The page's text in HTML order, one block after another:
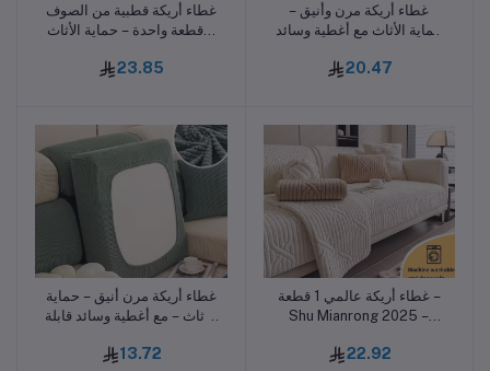
أضف للسلة
غطاء أريكة قطبية من الصوف
– قطعة واحدة – حماية الأثاث
23.85
أضف للسلة
غطاء أريكة مرن وأنيق –
حماية الأثاث مع أغطية وسائد
20.47
أضف للسلة
غطاء أريكة مرن أنيق – حماية
الأثاث – مع أغطية وسائد قابلة
13.72
أضف للسلة
غطاء أريكة عالمي 1 قطعة –
Shu Mianrong 2025 –
لجميع المواسم
22.92